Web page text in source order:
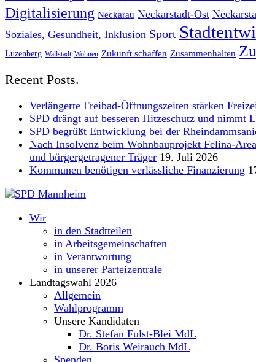
Digitalisierung Neckarau Neckarstadt-Ost
Soziales, Gesundheit, Inklusion Sport
Luzenberg Wallstadt Wohnen Zukunft schaffen Zusammenhalten
Recent Posts.
Verlängerte Freibad-Öffnungszeiten stärken
SPD drängt auf besseren Hitzeschutz und nimmt
SPD begrüßt Entwicklung bei der
Nach Insolvenz beim Wohnbauprojekt Felina-
und bürgergetragener Träger 19. Juli 2026
Kommunen benötigen verlässliche Finanzierung
Wir
in den Stadtteilen
in Arbeitsgemeinschaften
in Verantwortung
in unserer Parteizentrale
Landtagswahl 2026
Allgemein
Wahlprogramm
Unsere Kandidaten
Dr. Stefan Fulst-Blei MdL
Dr. Boris Weirauch MdL
Spenden